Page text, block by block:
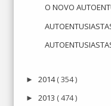
O NOVO
► 2014( 354 )
► 2013 ( 474 )